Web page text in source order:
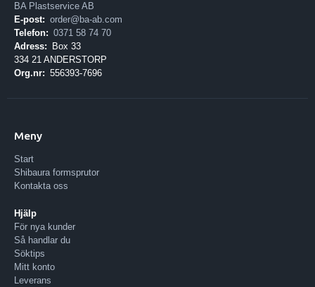
BA Plastservice AB
E-post: order@ba-ab.com
Telefon: 0371 58 74 70
Adress:
Box 33
334 21 ANDERSTORP
Org.nr: 556393-7696
Meny
Start
Shibaura formsprutor
Kontakta oss
Hjälp
För nya kunder
Så handlar du
Söktips
Mitt konto
Leverans